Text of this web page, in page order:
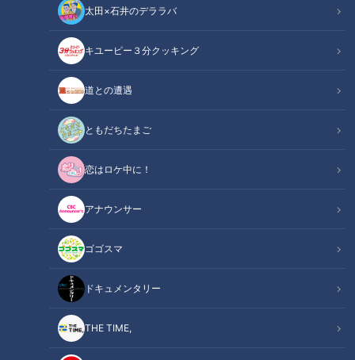
太田×石井のデララバ
キユーピー３分クッキング
道との遭遇
ともだちたまご
恋はロケ中に！
アナウンサー
ゴゴスマ
ドキュメンタリー
THE TIME,
CBCテレビ『チャント！』食べなきゃ損する！愛されフード
この記事の画像（全9枚）